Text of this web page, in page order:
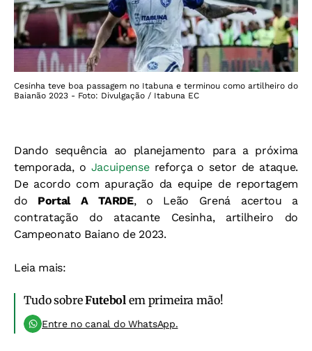
Cesinha teve boa passagem no Itabuna e terminou como artilheiro do
Baianão 2023 - Foto: Divulgação / Itabuna EC
Dando sequência ao planejamento para a próxima
temporada, o Jacuipensereforça o setor de ataque.
De acordo com apuração da equipe de reportagem
do Portal A TARDE, o Leão Grená acertou a
contratação do atacante Cesinha, artilheiro do
Campeonato Baiano de 2023.
Leia mais:
Tudo sobreFutebol em primeira mão!
Entre no canal do WhatsApp.